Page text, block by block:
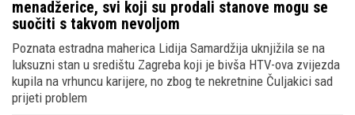
menadžerice, svi koji su prodali stanove mogu se
suočiti s takvom nevoljom
Poznata estradna maherica Lidija Samardžija uknjižila se na
luksuzni stan u središtu Zagreba koji je bivša HTV-ova zvijezda
kupila na vrhuncu karijere, no zbog te nekretnine Čuljakici sad
prijeti problem